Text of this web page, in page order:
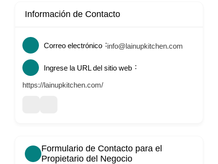
Información de Contacto
Correo electrónico info@lainupkitchen.com
Ingrese la URL del sitio web
https://lainupkitchen.com/
Formulario de Contacto para el
Propietario del Negocio